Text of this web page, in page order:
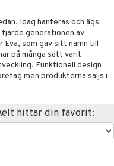
Idag hanteras och ägs
fjärde generationen av
Eva, som gav sitt namn till
på många sätt varit
Funktionell design
men produkterna säljs i
hittar din favorit: